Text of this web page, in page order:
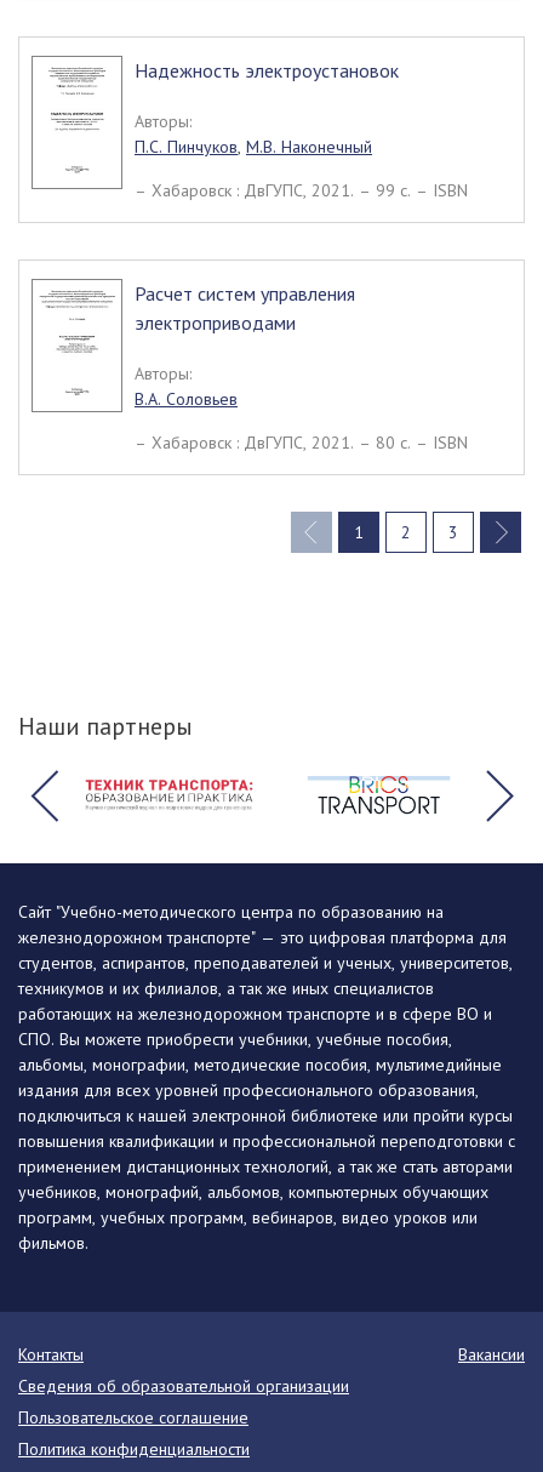
Надежность электроустановок
Авторы:
П.С. Пинчуков, М.В. Наконечный
– Хабаровск : ДвГУПС, 2021. – 99 c. – ISBN
Расчет систем управления
электроприводами
Авторы:
В.А. Соловьев
– Хабаровск : ДвГУПС, 2021. – 80 c. – ISBN
1(current)
2 3
Наши партнеры
Сайт "Учебно-методического центра по образованию на
железнодорожном транспорте" — это цифровая платформа для
студентов, аспирантов, преподавателей и ученых, университетов,
техникумов и их филиалов, а так же иных специалистов
работающих на железнодорожном транспорте и в сфере ВО и
СПО. Вы можете приобрести учебники, учебные пособия,
альбомы, монографии, методические пособия, мультимедийные
издания для всех уровней профессионального образования,
подключиться к нашей электронной библиотеке или пройти курсы
повышения квалификации и профессиональной переподготовки с
применением дистанционных технологий, а так же стать авторами
учебников, монографий, альбомов, компьютерных обучающих
программ, учебных программ, вебинаров, видео уроков или
фильмов.
Контакты
Вакансии
Сведения об образовательной организации
Пользовательское соглашение
Политика конфиденциальности